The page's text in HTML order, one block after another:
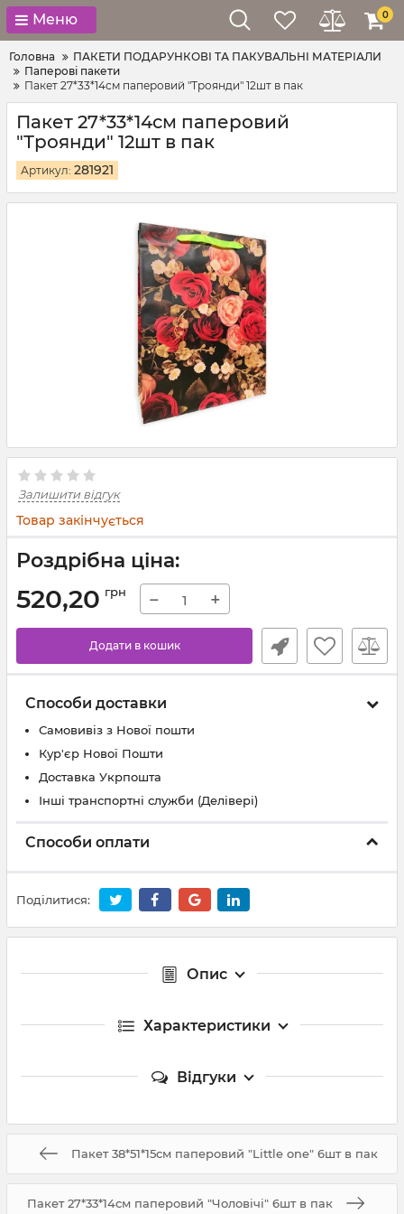
Меню 0
Головна
ПАКЕТИ ПОДАРУНКОВІ ТА ПАКУВАЛЬНІ МАТЕРІАЛИ
Паперові пакети
Пакет 27*33*14см паперовий "Троянди" 12шт в пак
Пакет 27*33*14см паперовий
"Троянди" 12шт в пак
Артикул: 281921
Залишити відгук
Товар закінчується
Роздрібна ціна:
520,20 грн − +
Додати в кошик
Способи доставки
Самовивіз з Нової пошти
Кур'єр Нової Пошти
Доставка Укрпошта
Інші транспортні служби (Делівері)
Способи оплати
Поділитися:
Опис
Характеристики
Відгуки
Пакет 38*51*15см паперовий "Little one" 6шт в пак
Пакет 27*33*14см паперовий "Чоловічі" 6шт в пак